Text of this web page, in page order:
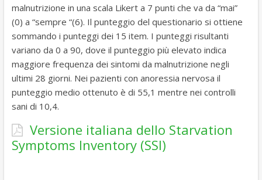
malnutrizione in una scala Likert a 7 punti che va da “mai”
(0) a “sempre “(6). Il punteggio del questionario si ottiene
sommando i punteggi dei 15 item. I punteggi risultanti
variano da 0 a 90, dove il punteggio più elevato indica
maggiore frequenza dei sintomi da malnutrizione negli
ultimi 28 giorni. Nei pazienti con anoressia nervosa il
punteggio medio ottenuto è di 55,1 mentre nei controlli
sani di 10,4.
Versione italiana dello Starvation
Symptoms Inventory (SSI)